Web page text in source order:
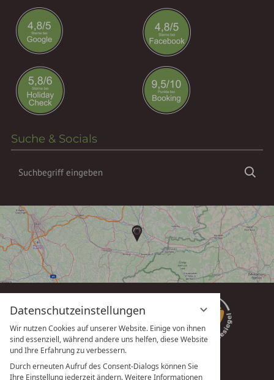
Datenschutzeinstellungen
Wir nutzen Cookies auf unserer Website. Einige von ihnen
sind essenziell, während andere uns helfen, diese Website
und Ihre Erfahrung zu verbessern.
Durch erneuten Aufruf des Consent-Dialogs können Sie
Ihre Einstellung jederzeit ändern. Weitere Informationen
Suche & Socials
Suchbegriff